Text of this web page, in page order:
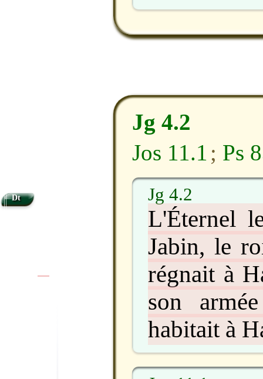
Jg 4.2
Jos 11.1; Ps
Jg 4.2
L'Éternel
Jabin, le
régnait à
son
habitait à
Dt